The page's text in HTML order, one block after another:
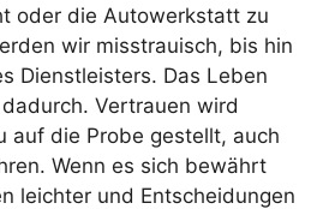
oder die Autowerkstatt zu
wir misstrauisch, bis hin
Dienstleisters. Das Leben
Vertrauen wird
auf die Probe gestellt, auch
Wenn es sich bewährt
leichter und Entscheidungen